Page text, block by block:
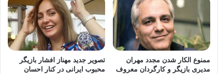
ممنوع الکار شدن مجدد مهران
مدیری بازیگر و کارگردان معروف
تصویر جدید مهناز افشار بازیگر
محبوب ایرانی در کنار احسان